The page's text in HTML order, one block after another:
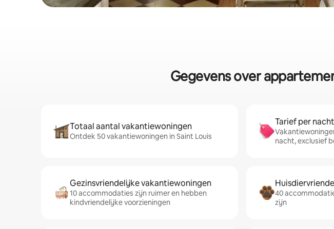
Gegevens over
Totaal aantal vakantiewoningen
Ontdek 50 vakantiewoningen in Saint Louis
Tarief per
nacht, exclusief
Gezinsvriendelijke vakantiewoningen
10 accommodaties zijn ruimer en hebben
kindvriendelijke voorzieningen
40
zijn